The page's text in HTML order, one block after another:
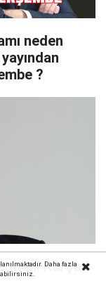
neden
?
Kürşad
Daha fazla